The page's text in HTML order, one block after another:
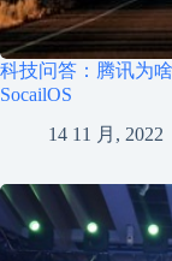
科技问答：腾讯为
SocailOS
14 11 月, 2022